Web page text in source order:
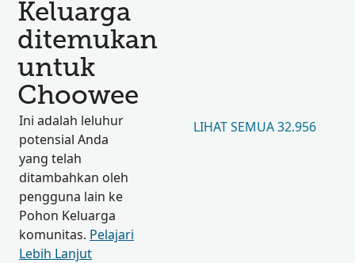
Keluarga
ditemukan
untuk
Choowee
Ini adalah leluhur
potensial Anda
yang telah
ditambahkan oleh
pengguna lain ke
Pohon Keluarga
komunitas. Pelajari
Lebih Lanjut
LIHAT SEMUA 32.956